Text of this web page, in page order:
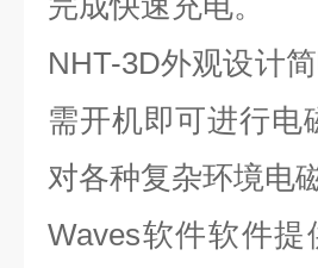
NHT-3D外观设计
需开机即可进行电
对各种复杂环境电
Waves软件软件